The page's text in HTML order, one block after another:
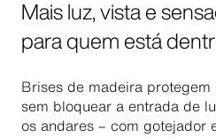
Mais luz, vista e
para quem está
Brises de madeira protegem
sem bloquear a entrada de
os andares – com gotejador